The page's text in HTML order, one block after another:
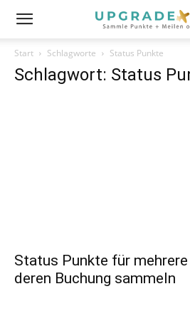
Start Schlagworte Status Punkte
Schlagwort: Status
Status Punkte für
deren Buchung sammeln